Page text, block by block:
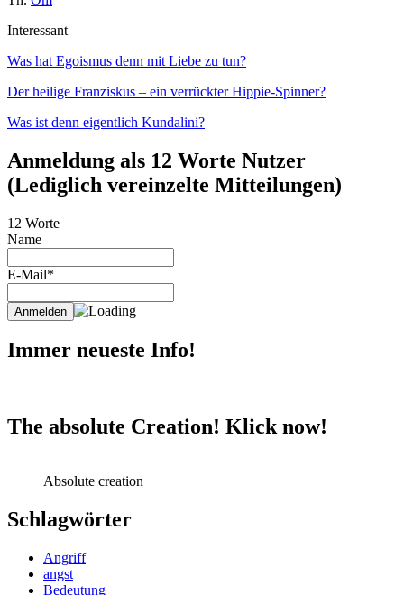
Interessant
Was hat Egoismus denn mit Liebe zu tun?
Der heilige Franziskus – ein verrückter Hippie-Spinner?
Was ist denn eigentlich Kundalini?
Anmeldung als 12 Worte Nutzer
(Lediglich vereinzelte Mitteilungen)
12 Worte
Name
E-Mail*
Immer neueste Info!
The absolute Creation! Klick now!
Absolute creation
Schlagwörter
Angriff
angst
Bedeutung